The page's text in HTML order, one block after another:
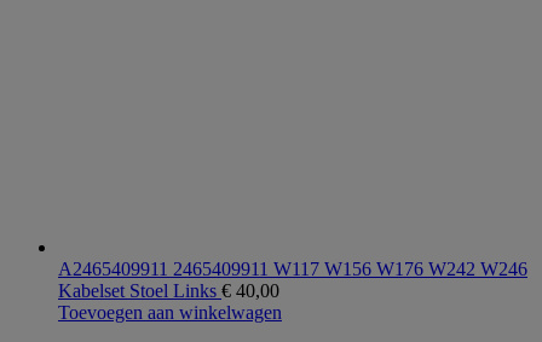
A2465409911 2465409911 W117 W156 W176 W242 W246
Kabelset Stoel Links € 40,00
Toevoegen aan winkelwagen